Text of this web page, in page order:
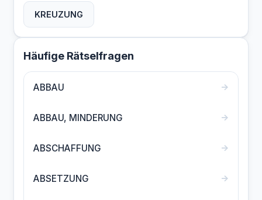
KREUZUNG
Häufige Rätselfragen
ABBAU →
ABBAU, MINDERUNG →
ABSCHAFFUNG →
ABSETZUNG →